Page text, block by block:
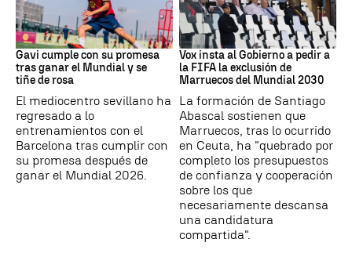
Fútbol
Gavi cumple con su promesa
tras ganar el Mundial y se
tiñe de rosa
El mediocentro sevillano ha
regresado a lo
entrenamientos con el
Barcelona tras cumplir con
su promesa después de
ganar el Mundial 2026.
Mundial 2030
Vox insta al Gobierno a pedir a
la FIFA la exclusión de
Marruecos del Mundial 2030
La formación de Santiago
Abascal sostienen que
Marruecos, tras lo ocurrido
en Ceuta, ha "quebrado por
completo los presupuestos
de confianza y cooperación
sobre los que
necesariamente descansa
una candidatura
compartida".